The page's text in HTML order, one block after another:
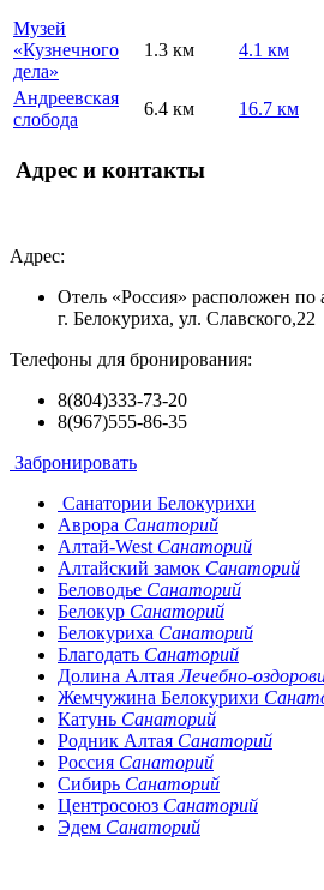
Музей
«Кузнечного
дела»
1.3 км 4.1 км
Андреевская
слобода
6.4 км 16.7 км
Адрес и контакты
Адрес:
Отель «Россия» расположен по
г. Белокуриха, ул. Славского,22
Телефоны для бронирования:
8(804)333-73-20
8(967)555-86-35
Забронировать
Санатории Белокурихи
Аврора Санаторий
Алтай-West Санаторий
Алтайский замок Санаторий
Беловодье Санаторий
Белокур Санаторий
Белокуриха Санаторий
Благодать Санаторий
Долина АлтаяЛечебно-
Жемчужина Белокурихи
Катунь Санаторий
Родник Алтая Санаторий
Россия Санаторий
Сибирь Санаторий
Центросоюз Санаторий
Эдем Санаторий